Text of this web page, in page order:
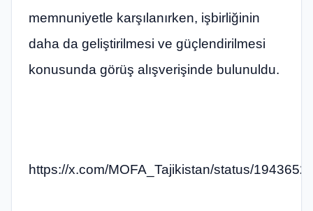
memnuniyetle karşılanırken, işbirliğinin
daha da geliştirilmesi ve güçlendirilmesi
konusunda görüş alışverişinde bulunuldu.
https://x.com/MOFA_Tajikistan/status/